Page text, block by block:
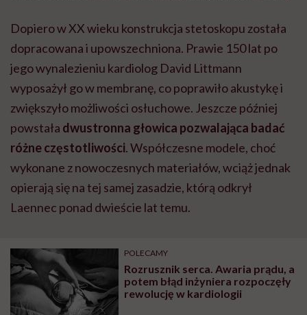
Dopiero w XX wieku konstrukcja stetoskopu została
dopracowana i upowszechniona. Prawie 150 lat po
jego wynalezieniu kardiolog David Littmann
wyposażył go w membranę, co poprawiło akustykę i
zwiększyło możliwości osłuchowe. Jeszcze później
powstała dwustronna głowica pozwalająca badać
różne częstotliwości. Współczesne modele, choć
wykonane z nowoczesnych materiałów, wciąż jednak
opierają się na tej samej zasadzie, którą odkrył
Laennec ponad dwieście lat temu.
POLECAMY
Rozrusznik serca. Awaria prądu, a
potem błąd inżyniera rozpoczęły
rewolucję w kardiologii